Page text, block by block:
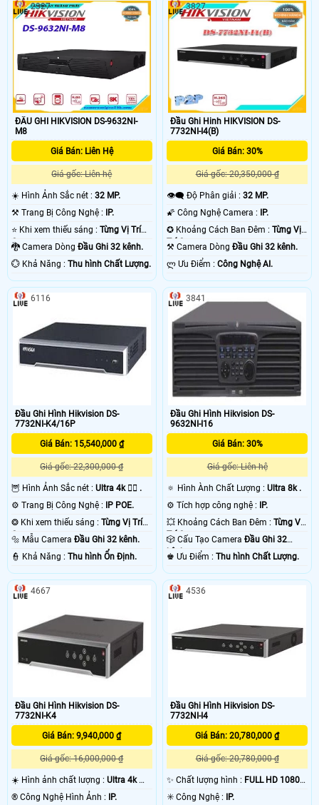
ĐẦU GHI HIKVISION DS-9632NI-
M8
Giá Bán: Liên Hệ
Giá gốc: Liên hệ
☀️ Hình Ảnh Sắc nét : 32 MP.
⚒ Trang Bị Công Nghệ :
IP.
⭐ Khi xem thiếu sáng : Từng Vị Trí
Camera .
🐉️ Camera Dòng Đầu Ghi 32 kênh.
️💮 Khả Năng : Thu hình Chất Lượng.
2327
Đầu Ghi Hinh HIKVISION DS-
7732NI-I4(B)
Giá Bán: 30%
Giá gốc: 20,350,000 ₫
👁️‍🗨 Độ Phân giải :32 MP.
🌠 Công Nghệ Camera :
IP.
✪ Khoảng Cách Ban Đêm :Từng Vị
Trí Camera .
⚒ Camera DòngĐầu Ghi 32 kênh.
️ლ Ưu Điểm :Công Nghệ AI.
3827
Đầu Ghi Hình Hikvision DS-
7732NI-K4/16P
Giá Bán: 15,540,000 ₫
Giá gốc: 22,300,000 ₫
🦉 Hình Ảnh Sắc nét : Ultra 4k 👍🏾 .
⚙ Trang Bị Công Nghệ : IP POE.
❂ Khi xem thiếu sáng : Từng Vị Trí
Camera .
🔩 Mẫu Camera Đầu Ghi 32 kênh.
️👮 Khả Năng : Thu hình Ổn Định.
6116
Đầu Ghi Hình Hikvision DS-
9632NI-I16
Giá Bán: 30%
Giá gốc: Liên hệ
🔅 Hình Ành Chất Lượng :Ultra 8k .
⚙ Tích hợp công nghệ : IP.
💥 Khoảng Cách Ban Đêm :Từng Vị
Trí Camera .
🎲 Cấu Tạo CameraĐầu Ghi 32
kênh.
️♚ Ưu Điểm :Thu hình Chất Lượng.
3841
Đầu Ghi Hình Hikvision DS-
7732NI-K4
Giá Bán: 9,940,000 ₫
Giá gốc: 16,000,000 ₫
☀️ Hình ảnh chất lượng : Ultra 4k 👍🏾
.
®️ Công Nghệ Hình Ảnh : IP.
4667
Đầu Ghi Hình Hikvision DS-
7732NI-I4
Giá Bán: 20,780,000 ₫
Giá gốc: 20,780,000 ₫
✨ Chất lượng hình : FULL HD 1080P
.
✳️ Công Nghệ : IP.
4536